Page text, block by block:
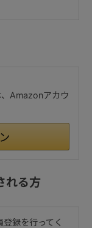
Amazonアカウ
れる方
録を行ってく